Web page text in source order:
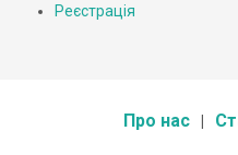
Реєстрація
Про нас